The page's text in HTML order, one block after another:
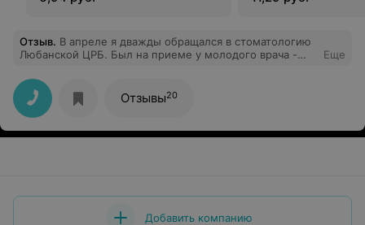
Отзыв. В апреле я дважды обращался в стоматологию
Любанской ЦРБ. Был на приеме у молодого врача -
прошло успешно и безболезненно. Острая боль
прошла, за что доктору огромная благодарность.
Также хочу отметить его отношение к пациенту -
доктор был очень внимательным и старательно
выполнял свою работу. Хочу пожелать Илье
Еще
Отзывы20
Добавить компанию